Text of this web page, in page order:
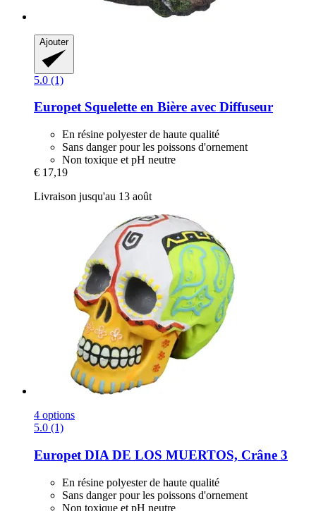
Ajouter
5.0 (1)
EuropetSquelette en Bière avec Diffuseur
En résine polyester de haute qualité
Sans danger pour les poissons d'ornement
Non toxique et pH neutre
€ 17,19
Livraison jusqu'au 13 août
4 options
5.0 (1)
Europet DIA DE LOS MUERTOS, Crâne 3
En résine polyester de haute qualité
Sans danger pour les poissons d'ornement
Non toxique et pH neutre